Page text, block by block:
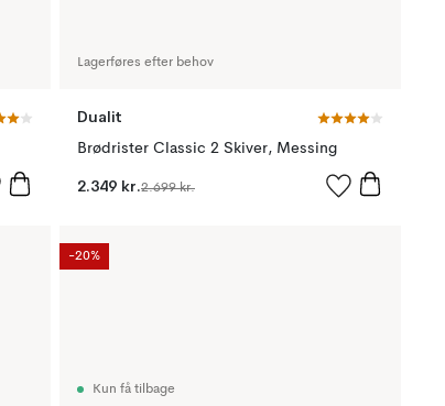
Lagerføres efter behov
Dualit
Brødrister Classic 2 Skiver, Messing
2.349 kr.2.699 kr.
Kun få tilbage
-20%